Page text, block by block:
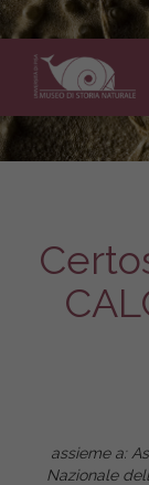
Museo
di
Storia
Naturale
assieme a:
Nazionale